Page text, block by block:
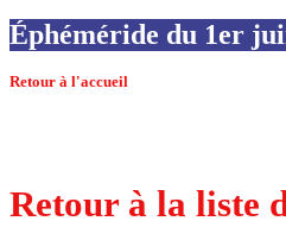
Éphéméride du 1er
Retour à l'accueil
Retour à la liste